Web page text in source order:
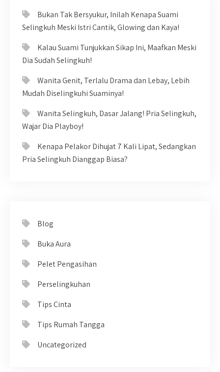
Bukan Tak Bersyukur, Inilah Kenapa Suami
Selingkuh Meski Istri Cantik, Glowing dan Kaya!
Kalau Suami Tunjukkan Sikap Ini, Maafkan Meski
Dia Sudah Selingkuh!
Wanita Genit, Terlalu Drama dan Lebay, Lebih
Mudah Diselingkuhi Suaminya!
Wanita Selingkuh, Dasar Jalang! Pria Selingkuh,
Wajar Dia Playboy!
Kenapa Pelakor Dihujat 7 Kali Lipat, Sedangkan
Pria Selingkuh Dianggap Biasa?
Blog
Buka Aura
Pelet Pengasihan
Perselingkuhan
Tips Cinta
Tips Rumah Tangga
Uncategorized